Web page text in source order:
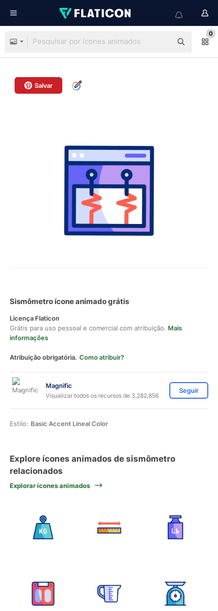
0
Salvar
Sismômetro ícone animado grátis
Licença Flaticon
Grátis para uso pessoal e comercial com atribuição. Mais
informações
Atribuição obrigatória. Como atribuir?
Magnific
Visualizar todos os recursos de 3,282,856
Seguir
Estilo: Basic Accent Lineal Color
Explore ícones animados de sismômetro
relacionados
Explorar ícones animados